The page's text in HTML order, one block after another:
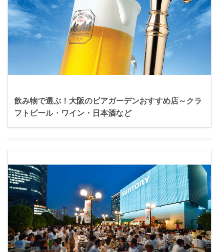
飲み物で選ぶ！大阪のビアガーデンおすすめ店～クラ
フトビール・ワイン・日本酒など